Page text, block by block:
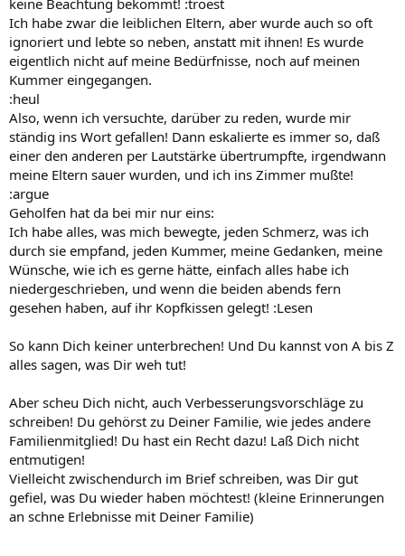
Ich habe zwar die leiblichen Eltern, aber wurde auch so oft
ignoriert und lebte so neben, anstatt mit ihnen! Es wurde
eigentlich nicht auf meine Bedürfnisse, noch auf meinen
Kummer eingegangen.
:heul
Also, wenn ich versuchte, darüber zu reden, wurde mir
ständig ins Wort gefallen! Dann eskalierte es immer so, daß
einer den anderen per Lautstärke übertrumpfte, irgendwann
meine Eltern sauer wurden, und ich ins Zimmer mußte!
:argue
Geholfen hat da bei mir nur eins:
Ich habe alles, was mich bewegte, jeden Schmerz, was ich
durch sie empfand, jeden Kummer, meine Gedanken, meine
Wünsche, wie ich es gerne hätte, einfach alles habe ich
niedergeschrieben, und wenn die beiden abends fern
gesehen haben, auf ihr Kopfkissen gelegt! :Lesen
So kann Dich keiner unterbrechen! Und Du kannst von A bis Z
alles sagen, was Dir weh tut!
Aber scheu Dich nicht, auch Verbesserungsvorschläge zu
schreiben! Du gehörst zu Deiner Familie, wie jedes andere
Familienmitglied! Du hast ein Recht dazu! Laß Dich nicht
entmutigen!
Vielleicht zwischendurch im Brief schreiben, was Dir gut
gefiel, was Du wieder haben möchtest! (kleine Erinnerungen
an schne Erlebnisse mit Deiner Familie)